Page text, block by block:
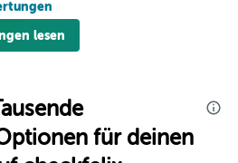
lesen
für deinen